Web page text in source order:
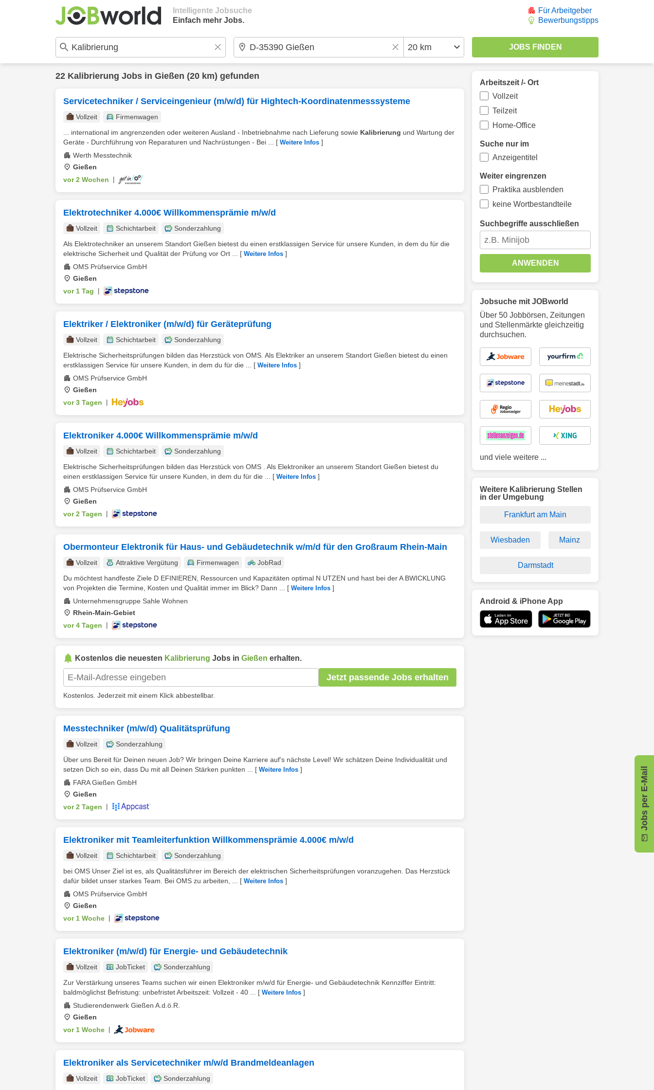
Intelligente Jobsuche
Einfach mehr Jobs.
Für Arbeitgeber
Bewerbungstipps
22 Kalibrierung Jobs in Gießen (20 km) gefunden
Servicetechniker / Serviceingenieur (m/w/d) für Hightech-Koordinatenmesssysteme
Vollzeit
Firmenwagen
... international im angrenzenden oder weiteren Ausland - Inbetriebnahme nach Lieferung sowie Kalibrierung und Wartung der
Geräte - Durchführung von Reparaturen und Nachrüstungen - Bei ...
[ Weitere Infos ]
Werth Messtechnik
Gießen
vor 2 Wochen
Elektrotechniker 4.000€ Willkommensprämie m/w/d
Vollzeit Schichtarbeit
Sonderzahlung
Als Elektrotechniker an unserem Standort Gießen bietest du einen erstklassigen Service für unsere Kunden, in dem du für die
elektrische Sicherheit und Qualität der Prüfung vor Ort ...
[ Weitere Infos ]
OMS Prüfservice GmbH
Gießen
vor 1 Tag
Elektriker / Elektroniker (m/w/d) für Geräteprüfung
Vollzeit Schichtarbeit
Sonderzahlung
Elektrische Sicherheitsprüfungen bilden das Herzstück von OMS. Als Elektriker an unserem Standort Gießen bietest du einen
erstklassigen Service für unsere Kunden, in dem du für die ...
[ Weitere Infos ]
OMS Prüfservice GmbH
Gießen
vor 3 Tagen
Elektroniker 4.000€ Willkommensprämie m/w/d
Vollzeit Schichtarbeit
Sonderzahlung
Elektrische Sicherheitsprüfungen bilden das Herzstück von OMS . Als Elektroniker an unserem Standort Gießen bietest du
einen erstklassigen Service für unsere Kunden, in dem du für die ...
[ Weitere Infos ]
OMS Prüfservice GmbH
Gießen
vor 2 Tagen
Obermonteur Elektronik für Haus- und Gebäudetechnik w/m/d für den Großraum Rhein-Main
Vollzeit Attraktive Vergütung Firmenwagen
JobRad
Du möchtest handfeste Ziele D EFINIEREN, Ressourcen und Kapazitäten optimal N UTZEN und hast bei der A BWICKLUNG
von Projekten die Termine, Kosten und Qualität immer im Blick? Dann ...
[ Weitere Infos ]
Unternehmensgruppe Sahle Wohnen
Rhein-Main-Gebiet
vor 4 Tagen
Kostenlos die neuesten Kalibrierung Jobs in Gießen erhalten.
Jetzt passende Jobs erhalten
Kostenlos. Jederzeit mit einem Klick abbestellbar.
Messtechniker (m/w/d) Qualitätsprüfung
Vollzeit
Sonderzahlung
Über uns Bereit für Deinen neuen Job? Wir bringen Deine Karriere auf’s nächste Level! Wir schätzen Deine Individualität und
setzen Dich so ein, dass Du mit all Deinen Stärken punkten ...
[ Weitere Infos ]
FARA Gießen GmbH
Gießen
vor 2 Tagen
Elektroniker mit Teamleiterfunktion Willkommensprämie 4.000€ m/w/d
Vollzeit Schichtarbeit
Sonderzahlung
bei OMS Unser Ziel ist es, als Qualitätsführer im Bereich der elektrischen Sicherheitsprüfungen voranzugehen. Das Herzstück
dafür bildet unser starkes Team. Bei OMS zu arbeiten, ...
[ Weitere Infos ]
OMS Prüfservice GmbH
Gießen
vor 1 Woche
Elektroniker (m/w/d) für Energie- und Gebäudetechnik
Vollzeit JobTicket
Sonderzahlung
Zur Verstärkung unseres Teams suchen wir einen Elektroniker m/w/d für Energie- und Gebäudetechnik Kennziffer Eintritt:
baldmöglichst Befristung: unbefristet Arbeitszeit: Vollzeit - 40 ...
[ Weitere Infos ]
Studierendenwerk Gießen A.d.ö.R.
Gießen
vor 1 Woche
Elektroniker als Servicetechniker m/w/d Brandmeldeanlagen
Vollzeit JobTicket Sonderzahlung
Jobs per E-Mail
Arbeitszeit /- Ort
Vollzeit
Teilzeit
Home-Office
Suche nur im
Anzeigentitel
Weiter eingrenzen
Praktika ausblenden
keine Wortbestandteile
Suchbegriffe ausschließen
ANWENDEN
Jobsuche mit JOBworld
Über 50 Jobbörsen, Zeitungen
und Stellenmärkte gleichzeitig
durchsuchen.
und viele weitere ...
Weitere Kalibrierung Stellen
in der Umgebung
Frankfurt am Main
Wiesbaden Mainz
Darmstadt
Android & iPhone App